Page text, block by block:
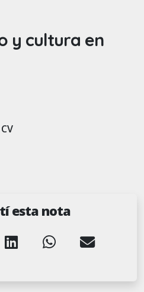
y cultura en
esta nota